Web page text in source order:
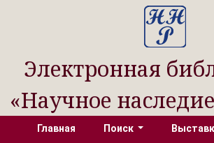
Электронная
«Научное
Главная Поиск